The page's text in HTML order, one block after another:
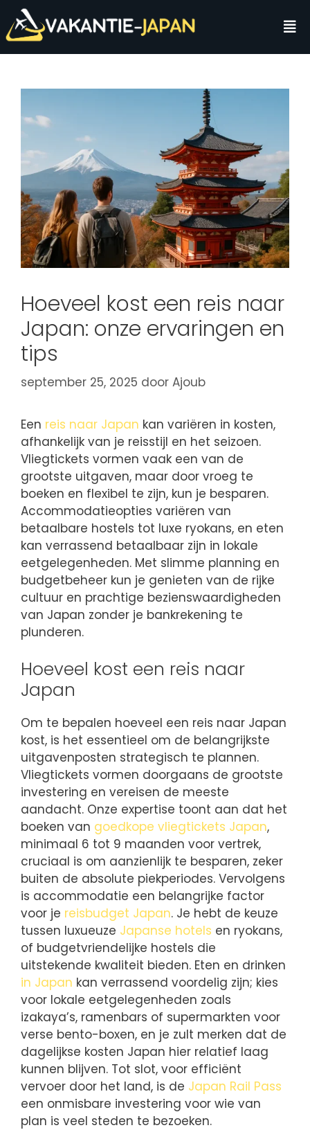
Hoeveel kost een reis naar
Japan: onze ervaringen en
tips
september 25, 2025 door Ajoub
Een reis naar Japan kan variëren in kosten,
afhankelijk van je reisstijl en het seizoen.
Vliegtickets vormen vaak een van de
grootste uitgaven, maar door vroeg te
boeken en flexibel te zijn, kun je besparen.
Accommodatieopties variëren van
betaalbare hostels tot luxe ryokans, en eten
kan verrassend betaalbaar zijn in lokale
eetgelegenheden. Met slimme planning en
budgetbeheer kun je genieten van de rijke
cultuur en prachtige bezienswaardigheden
van Japan zonder je bankrekening te
plunderen.
Hoeveel kost een reis naar
Japan
Om te bepalen hoeveel een reis naar Japan
kost, is het essentieel om de belangrijkste
uitgavenposten strategisch te plannen.
Vliegtickets vormen doorgaans de grootste
investering en vereisen de meeste
aandacht. Onze expertise toont aan dat het
boeken van goedkope vliegtickets Japan,
minimaal 6 tot 9 maanden voor vertrek,
cruciaal is om aanzienlijk te besparen, zeker
buiten de absolute piekperiodes. Vervolgens
is accommodatie een belangrijke factor
voor je reisbudget Japan. Je hebt de keuze
tussen luxueuze Japanse hotels en ryokans,
of budgetvriendelijke hostels die
uitstekende kwaliteit bieden. Eten en drinken
in Japan kan verrassend voordelig zijn; kies
voor lokale eetgelegenheden zoals
izakaya’s, ramenbars of supermarkten voor
verse bento-boxen, en je zult merken dat de
dagelijkse kosten Japan hier relatief laag
kunnen blijven. Tot slot, voor efficiënt
vervoer door het land, is de Japan Rail Pass
een onmisbare investering voor wie van
plan is veel steden te bezoeken.